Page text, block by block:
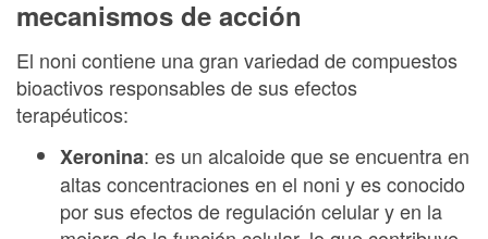
mecanismos de acción
El noni contiene una gran variedad de compuestos
bioactivos responsables de sus efectos
terapéuticos:
Xeronina: es un alcaloide que se encuentra en
altas concentraciones en el noni y es conocido
por sus efectos de regulación celular y en la